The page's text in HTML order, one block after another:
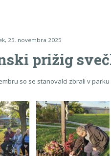
25. novembra 2025
prižig
so se stanovalci zbrali v